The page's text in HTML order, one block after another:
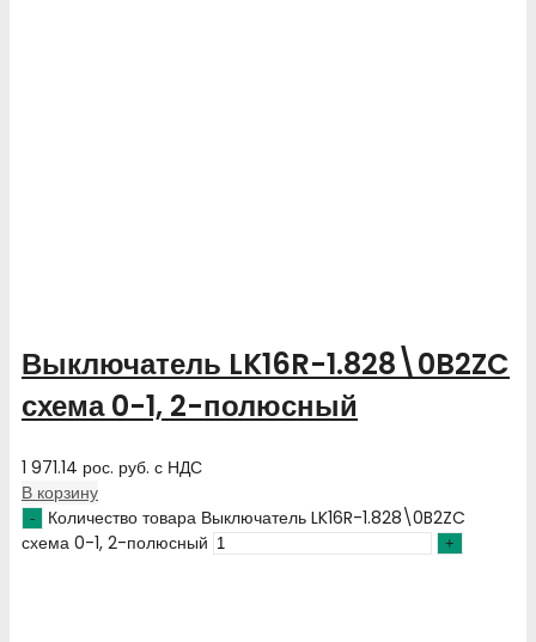
Выключатель LK16R-1.828\0B2ZC
схема 0-1, 2-полюсный
1 971.14 рос. руб. с НДС
В корзину
Количество товара Выключатель LK16R-1.828\0B2ZC
схема 0-1, 2-полюсный